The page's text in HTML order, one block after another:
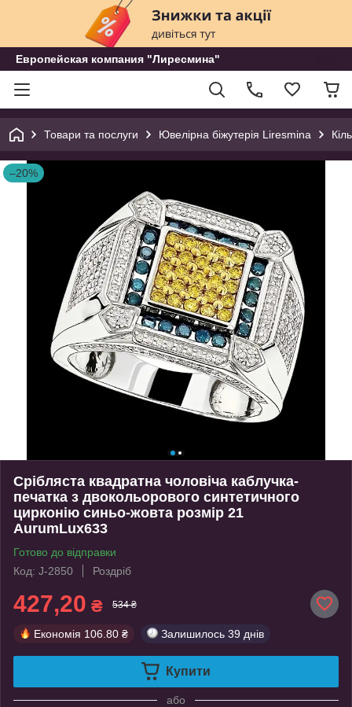
Европейская компания "Лиресмина"
Товари та послуги Ювелірна біжутерія Liresmina
–20%
Срібляста квадратна чоловіча каблучка-
печатка з двокольорового синтетичного
цирконію синьо-жовта розмір 21
AurumLux633
Готово до відправки
Код: J-2850
Роздріб
427,20 ₴ 534 ₴
Економія 106.80 ₴ Залишилось 39 днів
Купити
або